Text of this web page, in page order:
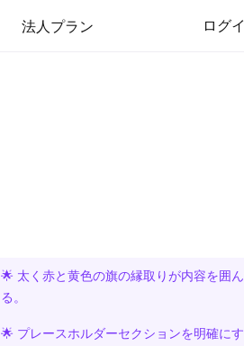
法人プラン ログ
🌟 太く赤と黄色の旗の縁取りが内容を囲
る。
🌟 プレースホルダーセクションを明確に